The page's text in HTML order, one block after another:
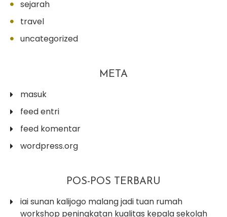
sejarah
travel
uncategorized
META
masuk
feed entri
feed komentar
wordpress.org
POS-POS TERBARU
iai sunan kalijogo malang jadi tuan rumah
workshop peningkatan kualitas kepala sekolah